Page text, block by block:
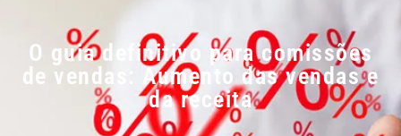
O guia definitivo para comissões
de vendas: Aumento das vendas e
da receita